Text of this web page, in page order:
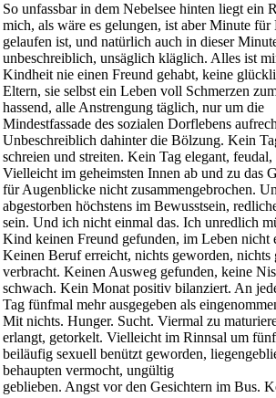
So unfassbar in dem Nebelsee hinten liegt ein
mich, als wäre es gelungen, ist aber Minute
gelaufen ist, und natürlich auch in dieser
unbeschreiblich, unsäglich kläglich. Alles ist
Kindheit nie einen Freund gehabt, keine
Eltern, sie selbst ein Leben voll Schmerzen
hassend, alle Anstrengung täglich, nur um die
Mindestfassade des sozialen Dorflebens
Unbeschreiblich dahinter die Bölzung. Kein
schreien und streiten. Kein Tag elegant,
Vielleicht im geheimsten Innen ab und zu das
für Augenblicke nicht zusammengebrochen.
abgestorben höchstens im Bewusstsein,
sein. Und ich nicht einmal das. Ich unredlich
Kind keinen Freund gefunden, im Leben nicht
Keinen Beruf erreicht, nichts geworden, nichts
verbracht. Keinen Ausweg gefunden, keine
schwach. Kein Monat positiv bilanziert. An
Tag fünfmal mehr ausgegeben als
Mit nichts. Hunger. Sucht. Viermal zu
erlangt, getorkelt. Vielleicht im Rinnsal um
beiläufig sexuell benützt geworden,
behaupten vermocht, ungültig
geblieben. Angst vor den Gesichtern im Bus.